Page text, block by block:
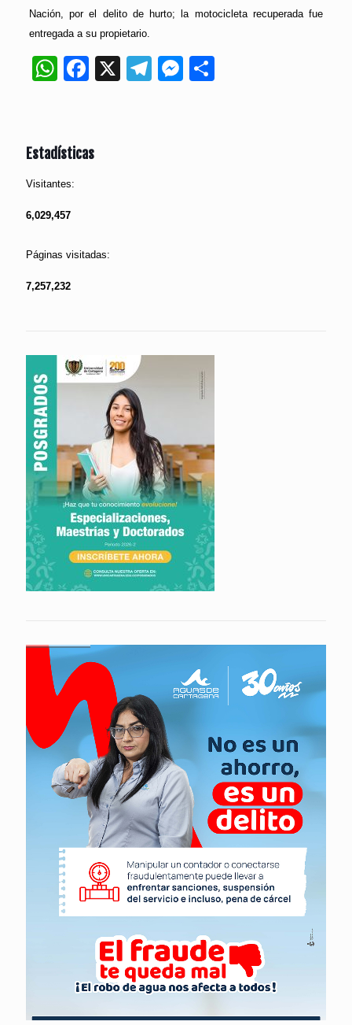
Nación, por el delito de hurto; la motocicleta recuperada fue
entregada a su propietario.
WhatsApp
Facebook
X Telegram
Messenger
Estadísticas
Visitantes:
6,029,457
Páginas visitadas:
7,257,232